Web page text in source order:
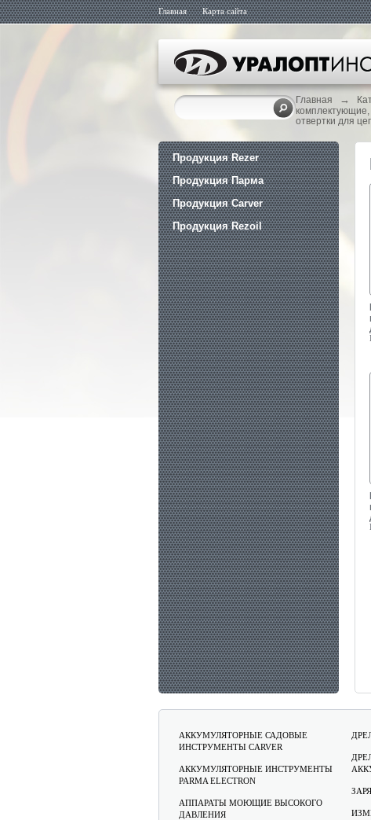
Главная Карта сайта
Главная →
комплектующие,
отвертки для
Продукция Rezer
Продукция Парма
Продукция Carver
Продукция Rezoil
АККУМУЛЯТОРНЫЕ САДОВЫЕ
ИНСТРУМЕНТЫ CARVER
АККУМУЛЯТОРНЫЕ ИНСТРУМЕНТЫ
PARMA ELECTRON
АППАРАТЫ МОЮЩИЕ ВЫСОКОГО
ДАВЛЕНИЯ